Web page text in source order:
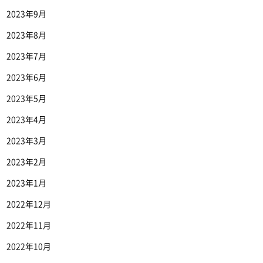
2023年9月
2023年8月
2023年7月
2023年6月
2023年5月
2023年4月
2023年3月
2023年2月
2023年1月
2022年12月
2022年11月
2022年10月